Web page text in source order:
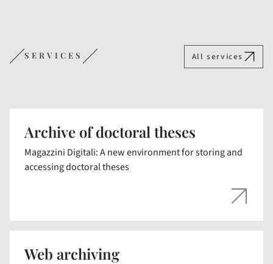
SERVICES All services
Archive of doctoral theses
Magazzini Digitali: A new environment for storing and
accessing doctoral theses
Web archiving